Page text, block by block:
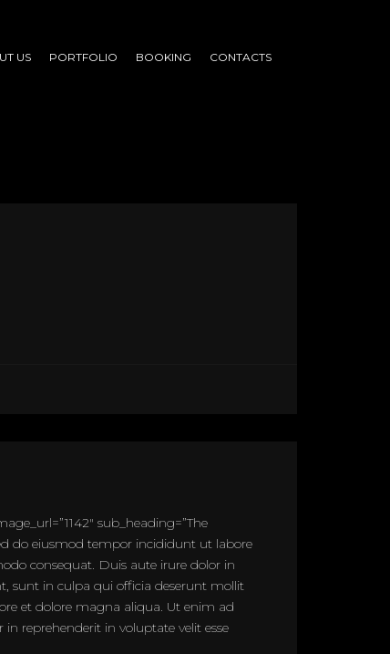
US PORTFOLIO BOOKING CONTACTS
sub_heading=”The
do eiusmod tempor incididunt ut labore
consequat. Duis aute irure dolor in
sunt in culpa qui officia deserunt mollit
et dolore magna aliqua. Ut enim ad
reprehenderit in voluptate velit esse